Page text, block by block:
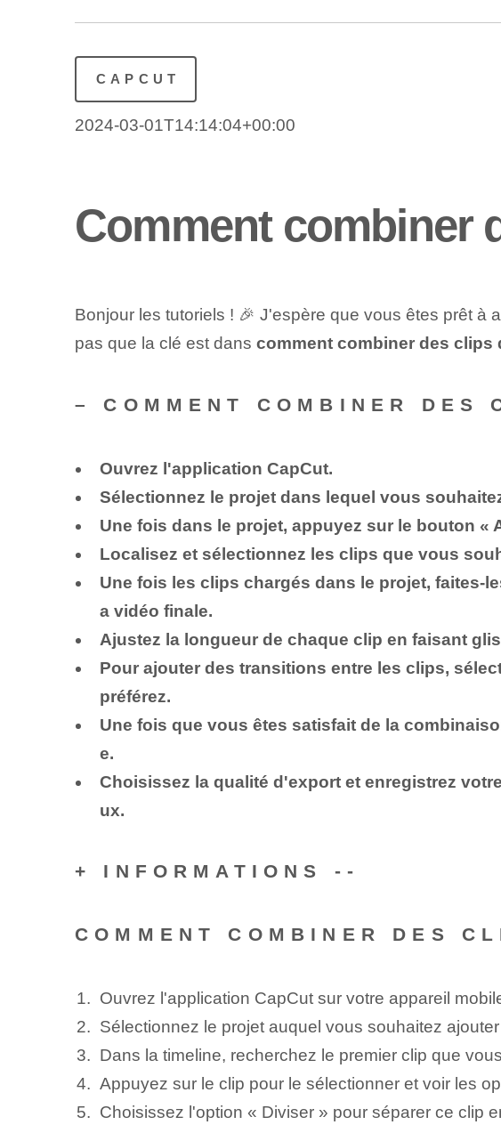
CAPCUT
2024-03-01T14:14:04+00:00
Comment combiner
Bonjour les tutoriels ! 🎉 J'espère que vous êtes prêt
pas que la clé est dans comment combiner des clips
– COMMENT COMBINER DES
Ouvrez l'application ⁢CapCut.
Sélectionnez le projet dans lequel vous
Une fois dans le projet, appuyez sur le bouton «
Localisez et sélectionnez les clips que vous
Une fois les clips chargés dans le projet, faites-
a vidéo finale.
Ajustez la longueur de chaque clip en faisant
Pour ajouter des transitions entre les clips,
préférez.
Une fois que vous êtes satisfait de la
e.
Choisissez la qualité d'export et ⁢enregistrez
ux⁢.
+ INFORMATIONS --
COMMENT COMBINER DES
Ouvrez l'application CapCut sur votre appareil
Sélectionnez le⁢ projet auquel⁢ vous souhaitez
Dans la timeline, recherchez le premier clip que
Appuyez sur le clip pour le sélectionner et voir les
Choisissez l'option « Diviser » pour séparer ce clip